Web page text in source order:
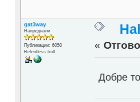
gat3way
Напреднали
Публикации: 6050
Relentless troll
«
Добре